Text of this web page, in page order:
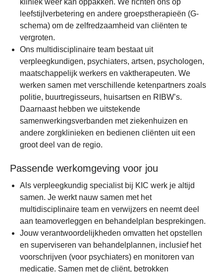
leefstijlverbetering en andere groepstherapieën (G-
schema) om de zelfredzaamheid van cliënten te
vergroten.
Ons multidisciplinaire team bestaat uit
verpleegkundigen, psychiaters, artsen, psychologen,
maatschappelijk werkers en vaktherapeuten. We
werken samen met verschillende ketenpartners zoals
politie, buurtregisseurs, huisartsen en RIBW’s.
Daarnaast hebben we uitstekende
samenwerkingsverbanden met ziekenhuizen en
andere zorgklinieken en bedienen cliënten uit een
groot deel van de regio.
Passende werkomgeving voor jou
Als verpleegkundig specialist bij KIC werk je altijd
samen. Je werkt nauw samen met het
multidisciplinaire team en verwijzers en neemt deel
aan teamoverleggen en behandelplan besprekingen.
Jouw verantwoordelijkheden omvatten het opstellen
en superviseren van behandelplannen, inclusief het
voorschrijven (voor psychiaters) en monitoren van
medicatie. Samen met de cliënt, betrokken